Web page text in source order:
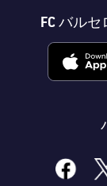
FC バル
facebook
x